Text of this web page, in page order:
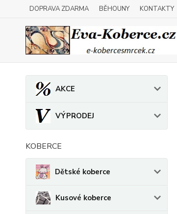
DOPRAVA ZDARMA BĚHOUNY KONTAKTY
AKCE
VÝPRODEJ
KOBERCE
Dětské koberce
Kusové koberce